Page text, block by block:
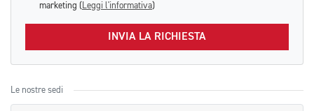
marketing ( Leggi l'informativa)
INVIA LA RICHIESTA
Le nostre sedi